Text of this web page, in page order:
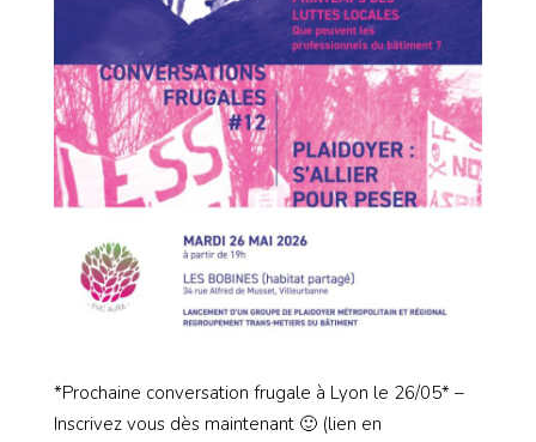
*Prochaine conversation frugale à Lyon le 26/05* –
Inscrivez vous dès maintenant 🙂 (lien en